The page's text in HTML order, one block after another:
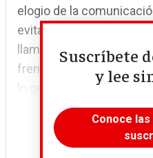
elogio de la
evita convertirse en
llamamientos a la
frente a la tentación del
lo genuino frente a la
Suscríbete
y lee
Conoce